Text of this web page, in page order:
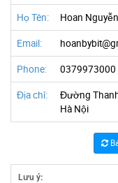
Họ Tên: Hoan Nguyễn
Email:
Phone: 0379973000
Địa chỉ:
Đường
Hà Nội
Lưu ý: